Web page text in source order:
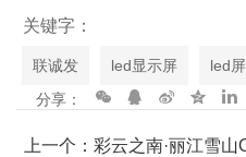
关键字：
联诚发 led显示屏 led
分享：
上一个：彩云之南·丽江雪